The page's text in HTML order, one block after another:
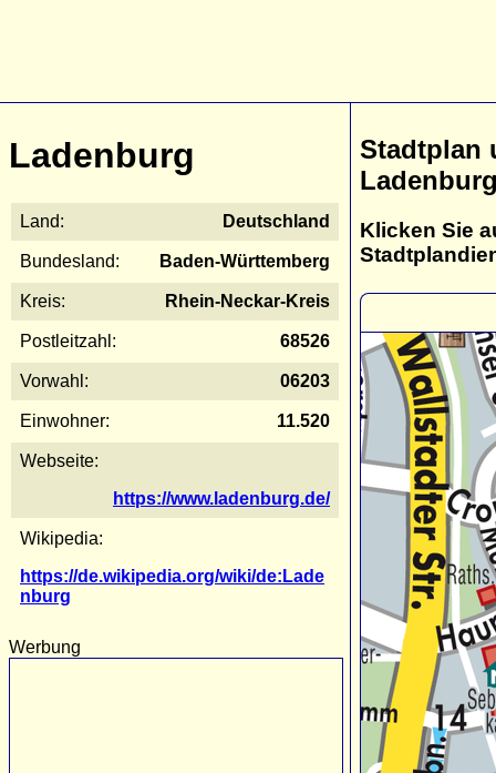
Ladenburg
Land: Deutschland
Bundesland: Baden-Württemberg
Kreis: Rhein-Neckar-Kreis
Postleitzahl: 68526
Vorwahl: 06203
Einwohner: 11.520
Webseite:
https://www.ladenburg.de/
Wikipedia:
https://de.wikipedia.org/wiki/de:Lade
nburg
Werbung
Stadtplan
Klicken Sie